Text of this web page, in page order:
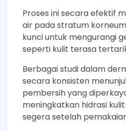
Proses ini secara efektif
air pada stratum
kunci untuk mengurangi
seperti kulit terasa
Berbagai studi dalam
secara konsisten
pembersih yang
meningkatkan hidrasi
segera setelah